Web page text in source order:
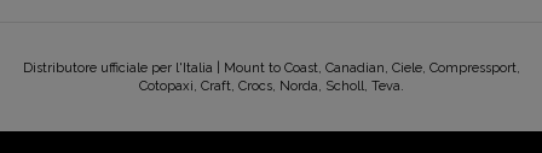
Distributore ufficiale per l'Italia | Mount to Coast, Canadian, Ciele, Compressport,
Cotopaxi, Craft, Crocs, Norda, Scholl, Teva.